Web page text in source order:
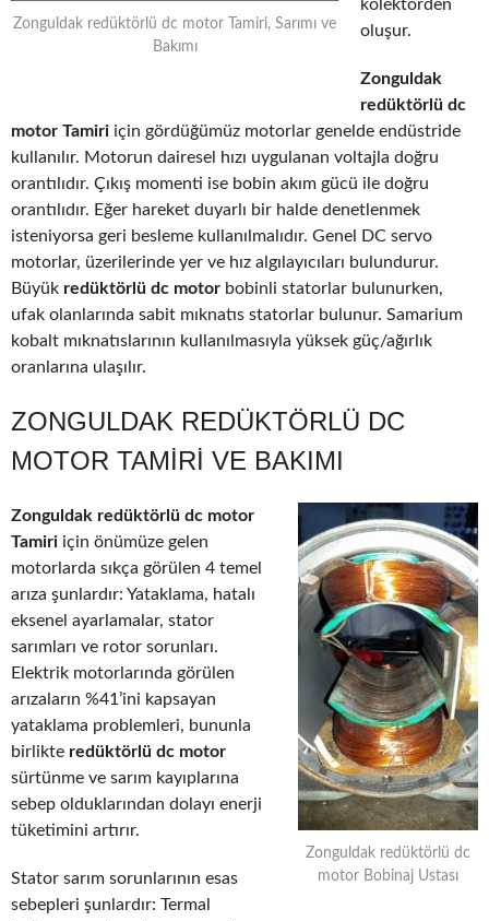
Zonguldak redüktörlü dc motor Tamiri, Sarımı ve
Bakımı
kolektörden
oluşur.
Zonguldak
redüktörlü dc
motor Tamiri için gördüğümüz motorlar genelde endüstride
kullanılır. Motorun dairesel hızı uygulanan voltajla doğru
orantılıdır. Çıkış momenti ise bobin akım gücü ile doğru
orantılıdır. Eğer hareket duyarlı bir halde denetlenmek
isteniyorsa geri besleme kullanılmalıdır. Genel DC servo
motorlar, üzerilerinde yer ve hız algılayıcıları bulundurur.
Büyük redüktörlü dc motor bobinli statorlar bulunurken,
ufak olanlarında sabit mıknatıs statorlar bulunur. Samarium
kobalt mıknatıslarının kullanılmasıyla yüksek güç/ağırlık
oranlarına ulaşılır.
ZONGULDAK REDÜKTÖRLÜ DC
MOTOR TAMIRI VE BAKIMI
Zonguldak redüktörlü dc
motor Bobinaj Ustası
Zonguldak redüktörlü dc motor
Tamiri için önümüze gelen
motorlarda sıkça görülen 4 temel
arıza şunlardır: Yataklama, hatalı
eksenel ayarlamalar, stator
sarımları ve rotor sorunları.
Elektrik motorlarında görülen
arızaların %41’ini kapsayan
yataklama problemleri, bununla
birlikte redüktörlü dc motor
sürtünme ve sarım kayıplarına
sebep olduklarından dolayı enerji
tüketimini artırır.
Stator sarım sorunlarının esas
sebepleri şunlardır: Termal